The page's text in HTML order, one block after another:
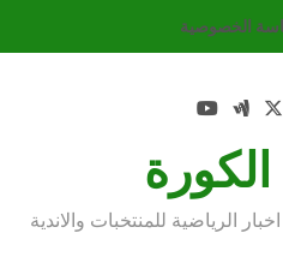
الخصوصية
الرياضية للمنتخبات والاندية